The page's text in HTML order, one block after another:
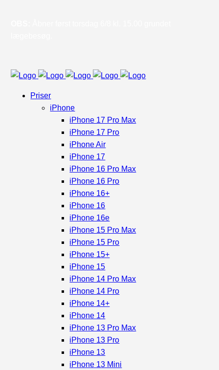
Priser
iPhone
iPhone 17 Pro Max
iPhone 17 Pro
iPhone Air
iPhone 17
iPhone 16 Pro Max
iPhone 16 Pro
iPhone 16+
iPhone 16
iPhone 16e
iPhone 15 Pro Max
iPhone 15 Pro
iPhone 15+
iPhone 15
iPhone 14 Pro Max
iPhone 14 Pro
iPhone 14+
iPhone 14
iPhone 13 Pro Max
iPhone 13 Pro
iPhone 13
iPhone 13 Mini